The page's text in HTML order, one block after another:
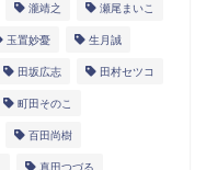
瀧靖之 瀬尾まいこ
玉置妙憂 生月誠
田坂広志 田村セツコ
町田そのこ
百田尚樹
真田つづる